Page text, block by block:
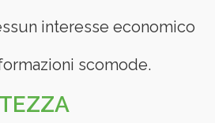
interesse economico
scomode.